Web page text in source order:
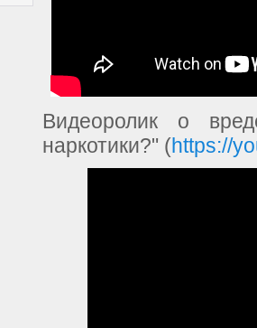
Видеоролик о
наркотики?" (https://